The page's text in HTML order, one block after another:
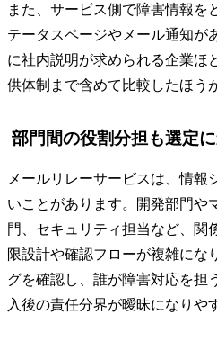
また、サービス側で障害情報を
テータスページやメール通知が
に社内説明が求められる企業ほ
供体制まで含めて比較したほう
部門間の役割分担も選定
メールリレーサービスは、情報
いことがあります。開発部門や
門、セキュリティ担当など、関
限設計や確認フローが複雑にな
グを確認し、誰が障害対応を担
入後の責任分界が曖昧になりや